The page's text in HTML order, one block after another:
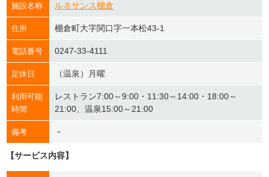
施設名称 ルネサンス棚倉
住所 棚倉町大字関口字一本松43-1
電話番号 0247-33-4111
定休日 （温泉）月曜
利用可能
時間
レストラン7:00～9:00・11:30～14:00・18:00～
21:00、温泉15:00～21:00
備考 －
【サービス内容】